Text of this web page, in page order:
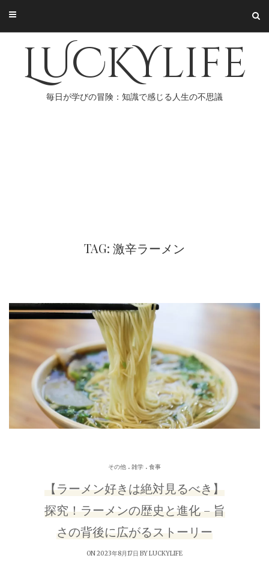
content
LUCKYlife
毎日が学びの冒険：知識で感じる人生の不思議
TAG: 激辛ラーメン
その他 . 雑学 . 食事
【ラーメン好きは絶対見るべき】
探究！ラーメンの歴史と進化 – 旨
さの背後に広がるストーリー
ON 2023年8月17日 BYLUCKYLIFE